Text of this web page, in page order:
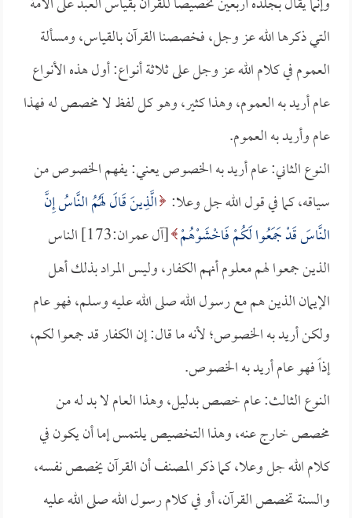
التي ذكرها الله عز وجل، فخصصنا القرآن بالقياس، ومسألة
العموم في كلام الله عز وجل على ثلاثة أنواع: أول هذه الأنواع
عام أريد به العموم، وهذا كثير، وهو كل لفظ لا مخصص له فهذا
عام وأريد به العموم.
النوع الثاني: عام أريد به الخصوص يعني: يفهم الخصوص من
سياقه، كما في قول الله جل وعلا: الَّذِينَ قَالَ لَهُمُ النَّاسُ إِنَّ
النَّاسَ قَدْ جَمَعُوا لَكُمْ فَاخْشَوْهُمْ
[آل عمران:173] الناس
الذين جمعوا لهم معلوم أنهم الكفار، وليس المراد بذلك أهل
الإيمان الذين هم مع رسول الله صلى الله عليه وسلم، فهو عام
ولكن أريد به الخصوص؛ لأنه ما قال: إن الكفار قد جمعوا لكم،
إذاً فهو عام أريد به الخصوص.
النوع الثالث: عام خصص بدليل، وهذا العام لا بد له من
مخصص خارج عنه، وهذا التخصيص يلتمس إما أن يكون في
كلام الله جل وعلا، كما ذكر المصنف أن القرآن يخصص نفسه،
والسنة تخصص القرآن، أو في كلام رسول الله صلى الله عليه